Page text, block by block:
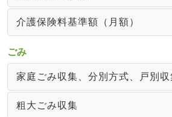
介護保険料基準額（月額）
ごみ
家庭ごみ収集、分別方式、戸別収
粗大ごみ収集